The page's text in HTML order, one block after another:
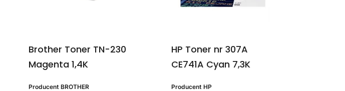
Brother Toner TN-230
Magenta 1,4K
Producent BROTHER
HP Toner nr 307A
CE741A Cyan 7,3K
Producent HP